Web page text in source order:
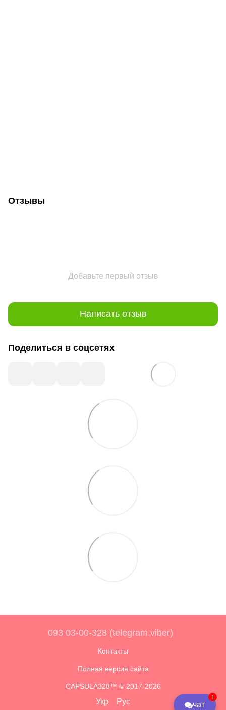
чат
1
Отзывы
Добавьте первый отзыв
Написать отзыв
Поделиться в соцсетях
093 03-00-328 (telegram,viber)
Контакты
Полная версия сайта
CAPSULA328™ © 2017-2026
Укр Рус